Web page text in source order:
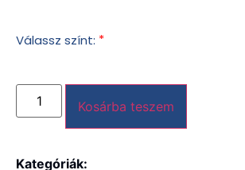
Válassz színt: *
Kosárba teszem
Kategóriák: